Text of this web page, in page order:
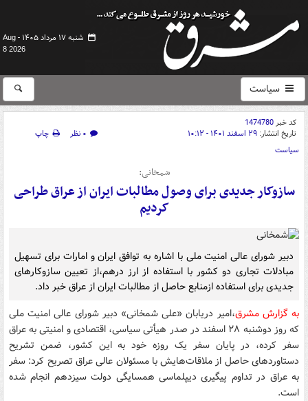
شنبه ۱۷ مرداد ۱۴۰۵ -
Aug
8 2026
سیاست
کد خبر1474780
تاریخ انتشار: ۲۹ اسفند ۱۴۰۱ - ۱۰:۱۲ ۰ نظر
چاپ
سیاست
شمخانی:
سازوکار جدیدی برای وصول مطالبات ایران از عراق طراحی
کردیم
دبیر شورای عالی امنیت ملی با اشاره به توافق ایران و امارات برای تسهیل
مبادلات تجاری دو کشور با استفاده از ارز درهم،از تعیین سازوکارهای
جدیدی برای استفاده ازمنابع حاصل از مطالبات ایران از عراق خبر داد.
به گزارش مشرق،امیر دریابان «علی شمخانی» دبیر شورای عالی امنیت ملی
که روز دوشنبه ۲۸ اسفند در صدر هیأتی سیاسی، اقتصادی و امنیتی به عراق
سفر کرده، در پایان سفر یک روزه خود به این کشور، ضمن تشریح
دستاوردهای حاصل از ملاقات‌هایش با مسئولان عالی عراق تصریح کرد: سفر
به عراق در تداوم پیگیری دیپلماسی همسایگی دولت سیزدهم انجام شده
است.